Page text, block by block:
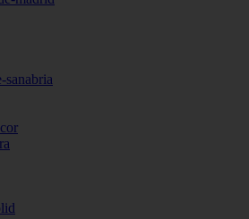
sanabria